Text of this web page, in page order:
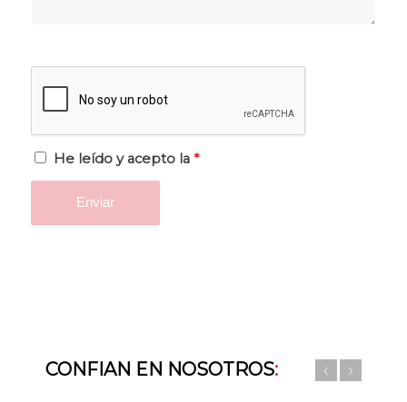
He leído y acepto la *
CONFIAN EN NOSOTROS: